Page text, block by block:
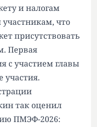
и налогам
что
присутствовать
Первая
с участием главы
участия.
так оценил
ПМЭФ-2026: